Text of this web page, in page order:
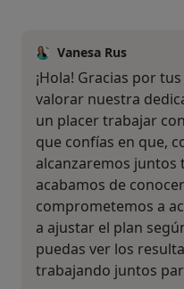
Vanesa Rus
¡Hola! Gracias por
valorar nuestra
un placer trabajar
que confías en que,
alcanzaremos juntos
acabamos de
comprometemos a
a ajustar el plan
puedas ver los
trabajando juntos